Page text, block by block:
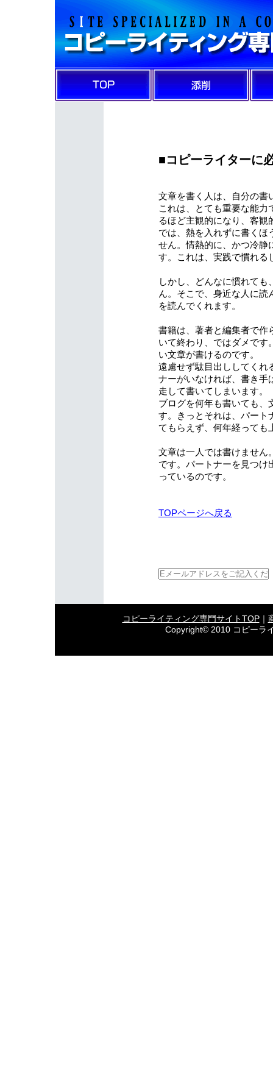
■コピーライターに
文章を書く人は、自分の書
これは、とても重要な能力
るほど主観的になり、客観
では、熱を入れずに書くほ
せん。情熱的に、かつ冷静
す。これは、実践で慣れる
しかし、どんなに慣れても
ん。そこで、身近な人に読
を読んでくれます。
書籍は、著者と編集者で作
いて終わり、ではダメです
い文章が書けるのです。
遠慮せず駄目出ししてくれ
ナーがいなければ、書き手
走して書いてしまいます。
ブログを何年も書いても、
す。きっとそれは、パート
てもらえず、何年経っても
文章は一人では書けません
です。パートナーを見つけ
っているのです。
TOPページへ戻る
コピーライティング専門サイトTOP｜
Copyright© 2010 コピーラ